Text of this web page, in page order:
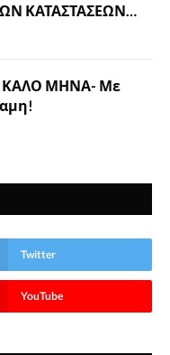
ΚΑΤΑΣΤΑΣΕΩΝ…
ΚΑΛΟ ΜΗΝΑ- Με
Twitter
YouTube